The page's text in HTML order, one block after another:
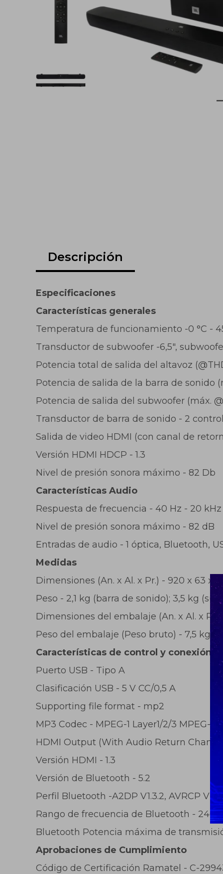
Descripción
Especificaciones
Características generales
Temperatura de funcionamiento -0 °C -
Transductor de subwoofer -6,5",
Potencia total de salida del altavoz
Potencia de salida de la barra de sonido
Potencia de salida del subwoofer (máx.
Transductor de barra de sonido - 2
Salida de video HDMI (con canal de
Versión HDMI HDCP - 1.3
Nivel de presión sonora máximo - 82 Db
Características Audio
Respuesta de frecuencia - 40 Hz - 20 kHz
Nivel de presión sonora máximo - 82 dB
Entradas de audio - 1 óptica, Bluetooth,
Medidas
Dimensiones (An. x Al. x Pr.) - 920 x 63 x
Peso - 2,1 kg (barra de sonido); 3,5 kg
Dimensiones del embalaje (An. x Al. x Pr.)
Peso del embalaje (Peso bruto) - 7,5 kg
Características de control y conexión
Puerto USB - Tipo A
Clasificación USB - 5 V CC/0,5 A
Supporting file format - mp2
MP3 Codec - MPEG-1 Layer1/2/3 MPEG-2/
HDMI Output (With Audio Return
Versión HDMI - 1.3
Versión de Bluetooth - 5.2
Perfil Bluetooth -A2DP V1.3.2, AVRCP V1.4
Rango de frecuencia de Bluetooth -
Bluetooth Potencia máxima de
Aprobaciones de Cumplimiento
Código de Certificación Ramatel - C-